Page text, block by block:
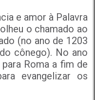
e amor à Palavra
o chamado ao
(no ano de 1203
cônego). No ano
Roma a fim de
evangelizar os